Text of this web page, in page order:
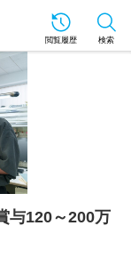
閲覧履歴 検索
与120～200万